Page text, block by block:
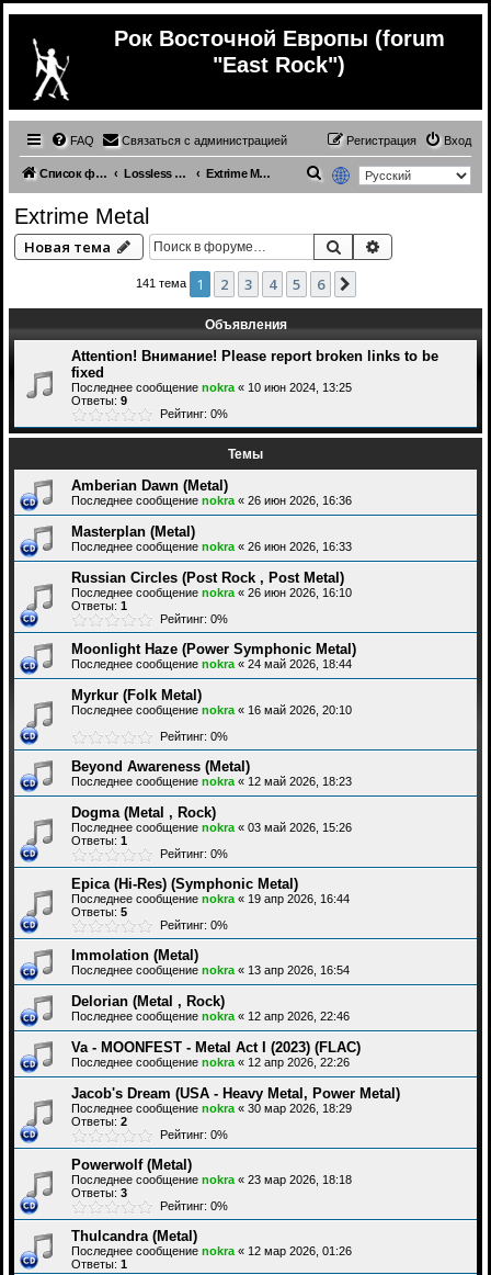
Рок Восточной Европы (forum
"East Rock")
FAQ Связаться с администрацией Вход
Регистрация
Список форумов Lossless (Music from other countries) Extrime Metal
с
к
Extrime Metal
Новая тема Поиск
141 тема 1 2 3 4 5 6
Объявления
Attention! Внимание! Please report broken links to be
fixed
Последнее сообщение nokra « 10 июн 2024, 13:25
Ответы: 9
Рейтинг: 0%
Темы
Amberian Dawn (Metal)
Последнее сообщение nokra « 26 июн 2026, 16:36
Masterplan (Metal)
Последнее сообщение nokra « 26 июн 2026, 16:33
Russian Circles (Post Rock , Post Metal)
Последнее сообщение nokra « 26 июн 2026, 16:10
Ответы: 1
Рейтинг: 0%
Moonlight Haze (Power Symphonic Metal)
Последнее сообщение nokra « 24 май 2026, 18:44
Myrkur (Folk Metal)
Последнее сообщение nokra « 16 май 2026, 20:10
Рейтинг: 0%
Beyond Awareness (Metal)
Последнее сообщение nokra « 12 май 2026, 18:23
Dogma (Metal , Rock)
Последнее сообщение nokra « 03 май 2026, 15:26
Ответы: 1
Рейтинг: 0%
Epica (Hi-Res) (Symphonic Metal)
Последнее сообщение nokra « 19 апр 2026, 16:44
Ответы: 5
Рейтинг: 0%
Immolation (Metal)
Последнее сообщение nokra « 13 апр 2026, 16:54
Delorian (Metal , Rock)
Последнее сообщение nokra « 12 апр 2026, 22:46
Va - MOONFEST - Metal Act I (2023) (FLAC)
Последнее сообщение nokra « 12 апр 2026, 22:26
Jacob's Dream (USA - Heavy Metal, Power Metal)
Последнее сообщение nokra « 30 мар 2026, 18:29
Ответы: 2
Рейтинг: 0%
Powerwolf (Metal)
Последнее сообщение nokra « 23 мар 2026, 18:18
Ответы: 3
Рейтинг: 0%
Thulcandra (Metal)
Последнее сообщение nokra « 12 мар 2026, 01:26
Ответы: 1